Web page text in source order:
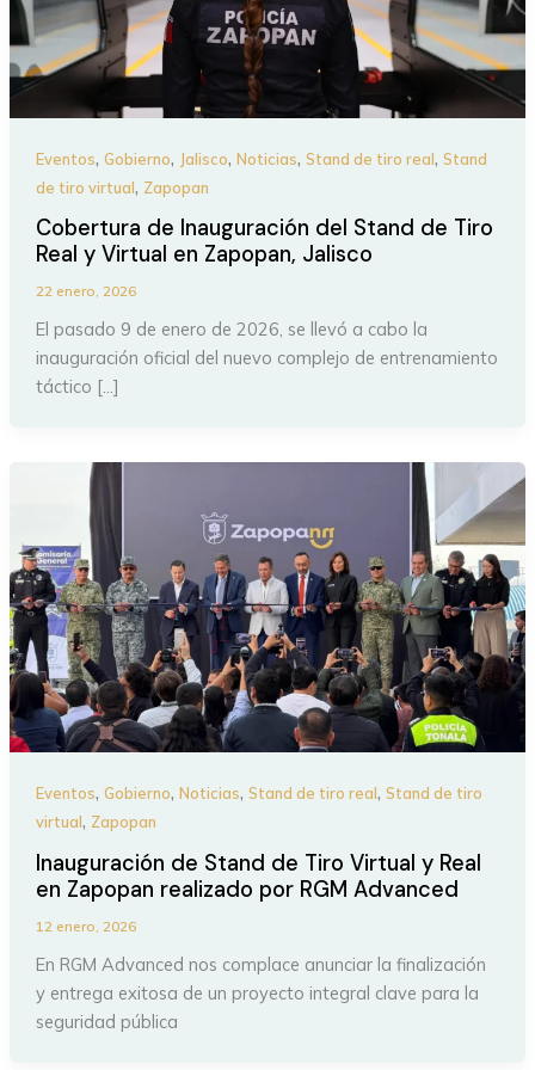
Eventos, Gobierno, Jalisco, Noticias, Stand de tiro real, Stand
de tiro virtual, Zapopan
Cobertura de Inauguración del Stand de Tiro
Real y Virtual en Zapopan, Jalisco
22 enero, 2026
El pasado 9 de enero de 2026, se llevó a cabo la
inauguración oficial del nuevo complejo de entrenamiento
táctico […]
Eventos, Gobierno, Noticias, Stand de tiro real, Stand de tiro
virtual, Zapopan
Inauguración de Stand de Tiro Virtual y Real
en Zapopan realizado por RGM Advanced
12 enero, 2026
En RGM Advanced nos complace anunciar la finalización
y entrega exitosa de un proyecto integral clave para la
seguridad pública